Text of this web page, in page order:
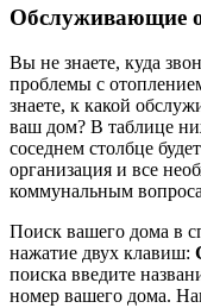
организации
по
адресам
Обслуживающие
вторник,
27
марта
2012
10:06
Вы не знаете, куда
проблемы с
знаете, к какой
ваш дом? В таблице
соседнем столбце
организация и все
коммунальным
Поиск вашего дома в
нажатие двух клавиш:
поиска введите
номер вашего дома.